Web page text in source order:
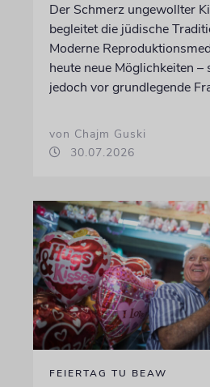
Der Schmerz ungewollter
begleitet die jüdische
Moderne
heute neue Möglichkeiten –
jedoch vor grundlegende
von Chajm Guski
30.07.2026
FEIERTAG TU BEAW